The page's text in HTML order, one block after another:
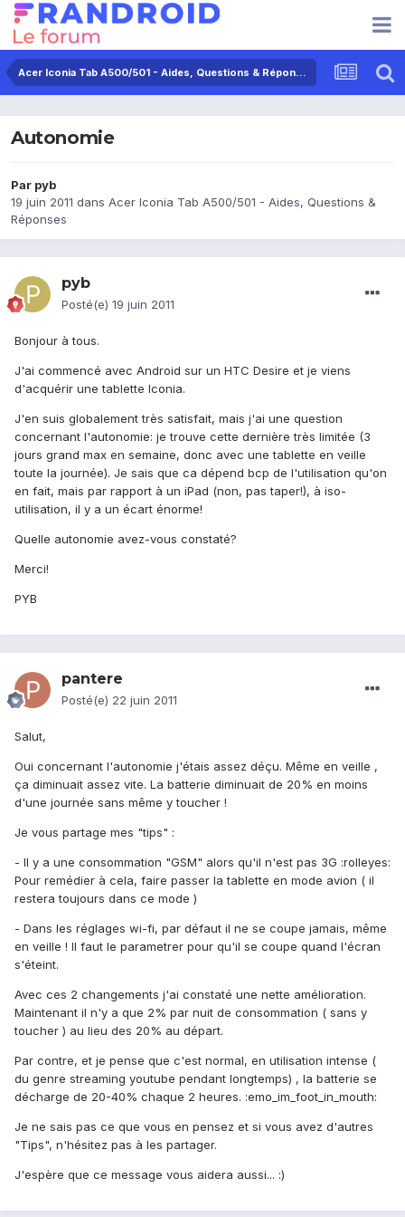
Acer Iconia Tab A500/501 - Aides, Questions & Réponses
Autonomie
Par pyb
19 juin 2011 dans Acer Iconia Tab A500/501 - Aides, Questions &
Réponses
pyb
Posté(e) 19 juin 2011
Bonjour à tous.
J'ai commencé avec Android sur un HTC Desire et je viens
d'acquérir une tablette Iconia.
J'en suis globalement très satisfait, mais j'ai une question
concernant l'autonomie: je trouve cette dernière très limitée (3
jours grand max en semaine, donc avec une tablette en veille
toute la journée). Je sais que ca dépend bcp de l'utilisation qu'on
en fait, mais par rapport à un iPad (non, pas taper!), à iso-
utilisation, il y a un écart énorme!
Quelle autonomie avez-vous constaté?
Merci!
PYB
pantere
Posté(e) 22 juin 2011
Salut,
Oui concernant l'autonomie j'étais assez déçu. Même en veille ,
ça diminuait assez vite. La batterie diminuait de 20% en moins
d'une journée sans même y toucher !
Je vous partage mes "tips" :
- Il y a une consommation "GSM" alors qu'il n'est pas 3G :rolleyes:
Pour remédier à cela, faire passer la tablette en mode avion ( il
restera toujours dans ce mode )
- Dans les réglages wi-fi, par défaut il ne se coupe jamais, même
en veille ! Il faut le parametrer pour qu'il se coupe quand l'écran
s'éteint.
Avec ces 2 changements j'ai constaté une nette amélioration.
Maintenant il n'y a que 2% par nuit de consommation ( sans y
toucher ) au lieu des 20% au départ.
Par contre, et je pense que c'est normal, en utilisation intense (
du genre streaming youtube pendant longtemps) , la batterie se
décharge de 20-40% chaque 2 heures. :emo_im_foot_in_mouth:
Je ne sais pas ce que vous en pensez et si vous avez d'autres
"Tips", n'hésitez pas à les partager.
J'espère que ce message vous aidera aussi... :)